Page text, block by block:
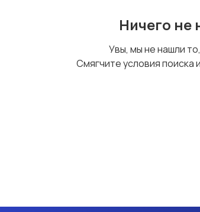
Ничего не
Увы, мы не нашли
Смягчите условия поиска